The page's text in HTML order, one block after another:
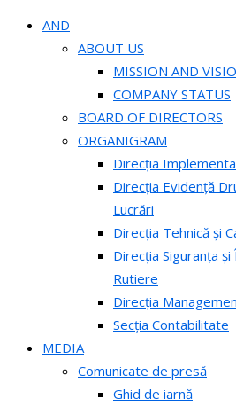
AND
ABOUT US
MISSION AND
COMPANY STATUS
BOARD OF DIRECTORS
ORGANIGRAM
Direcția
Direcția Evidență
Lucrări
Direcția Tehnică și
Direcția Siguranța
Rutiere
Direcția
Secția Contabilitate
MEDIA
Comunicate de presă
Ghid de iarnă